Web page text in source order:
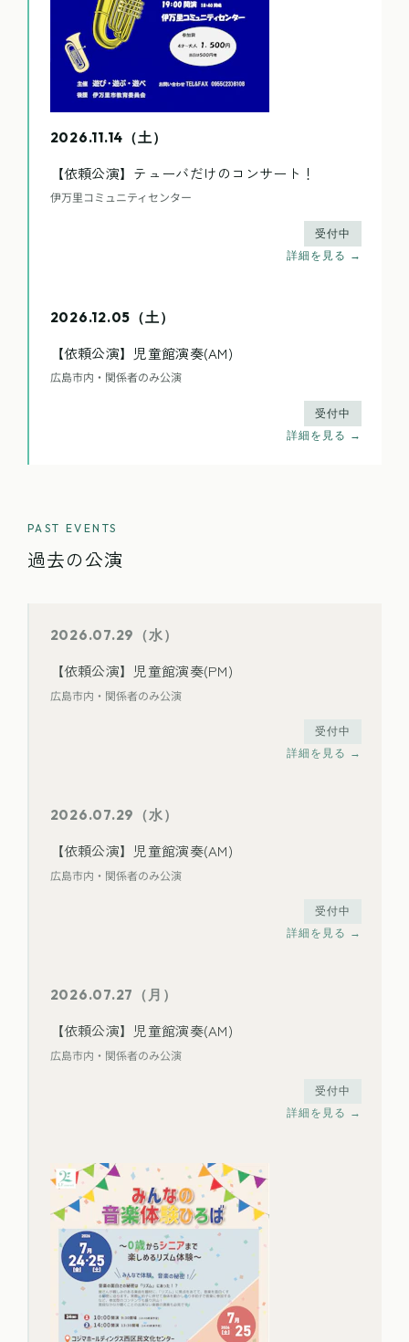
2026.11.14（土）
【依頼公演】テューバだけのコンサート！
伊万里コミュニティセンター
受付中
詳細を見る →
2026.12.05（土）
【依頼公演】児童館演奏(AM)
広島市内・関係者のみ公演
受付中
詳細を見る →
PAST EVENTS
過去の公演
2026.07.29（水）
【依頼公演】児童館演奏(PM)
広島市内・関係者のみ公演
受付中
詳細を見る →
2026.07.29（水）
【依頼公演】児童館演奏(AM)
広島市内・関係者のみ公演
受付中
詳細を見る →
2026.07.27（月）
【依頼公演】児童館演奏(AM)
広島市内・関係者のみ公演
受付中
詳細を見る →